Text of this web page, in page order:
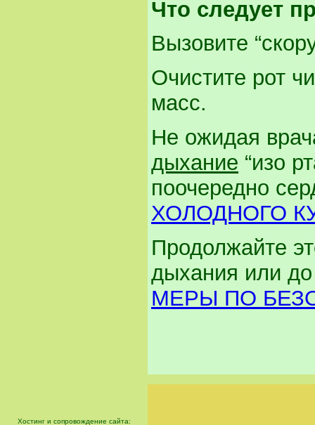
Что следует
Вызовите
Очистите рот
масс.
Не ожидая
дыхание “изо
поочередно
ХОЛОДНОГО
Продолжайте
дыхания или
МЕРЫ ПО
Хостинг и сопровождение сайта: